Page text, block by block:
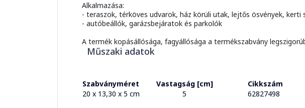
Alkalmazása:
- teraszok, térköves udvarok, ház körüli utak, lejtős ösvények, kerti
- autóbeállók, garázsbejáratok és parkolók
A termék kopásállósága, fagyállósága a termékszabvány
Műszaki adatok
Szabványméret Vastagság [cm] Cikkszám
20 x 13,30 x 5 cm
5 62827498